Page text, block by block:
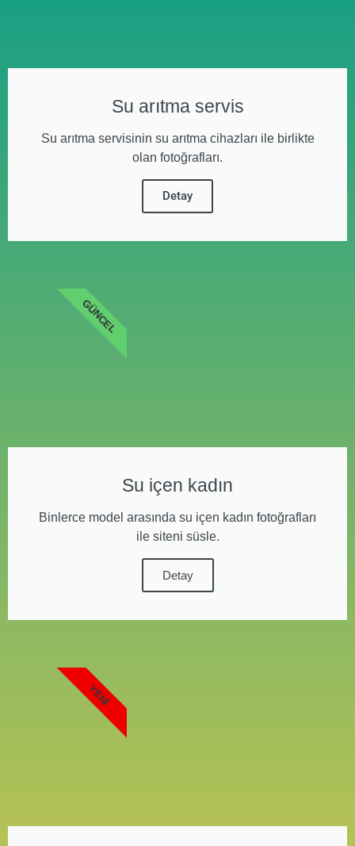
Su arıtma servis
Su arıtma servisinin su arıtma cihazları ile birlikte
olan fotoğrafları.
Detay
Su içen kadın
Binlerce model arasında su içen kadın fotoğrafları
ile siteni süsle.
Detay
GÜNCEL
YENI